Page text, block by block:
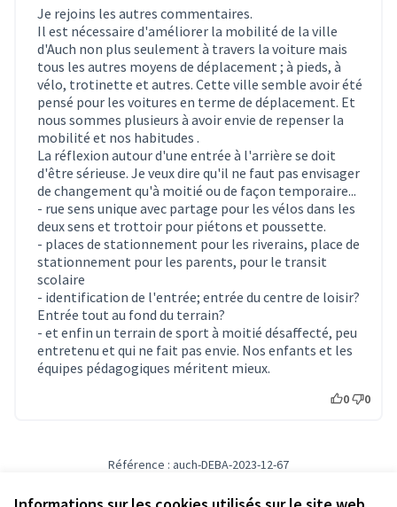
Je rejoins les autres commentaires.
Il est nécessaire d'améliorer la mobilité de la ville
d'Auch non plus seulement à travers la voiture mais
tous les autres moyens de déplacement ; à pieds, à
vélo, trotinette et autres. Cette ville semble avoir été
pensé pour les voitures en terme de déplacement. Et
nous sommes plusieurs à avoir envie de repenser la
mobilité et nos habitudes .
La réflexion autour d'une entrée à l'arrière se doit
d'être sérieuse. Je veux dire qu'il ne faut pas envisager
de changement qu'à moitié ou de façon temporaire...
- rue sens unique avec partage pour les vélos dans les
deux sens et trottoir pour piétons et poussette.
- places de stationnement pour les riverains, place de
stationnement pour les parents, pour le transit
scolaire
- identification de l'entrée; entrée du centre de loisir?
Entrée tout au fond du terrain?
- et enfin un terrain de sport à moitié désaffecté, peu
entretenu et qui ne fait pas envie. Nos enfants et les
équipes pédagogiques méritent mieux.
0 0
Référence : auch-DEBA-2023-12-67